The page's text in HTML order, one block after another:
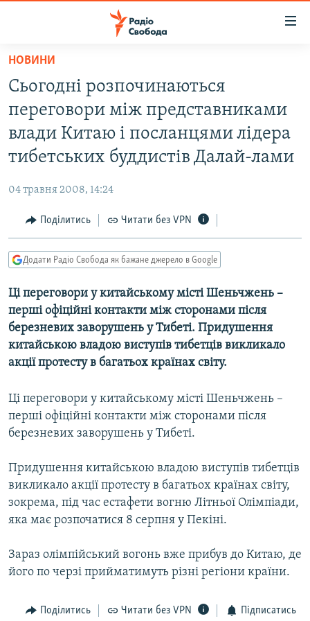
Перейти
основного
матеріалу
Перейти
до
основної
Перейти
пошуку
ВСЕ ЗА ДОБУ
СТАТТІ
ПОЛІТИКА
СУСПІЛЬСТВО
КУЛЬТУРА
СПОРТ
СВІТ
ВІЙНА
ДОНБАС.РЕАЛІЇ
КРИМ.РЕАЛІЇ
ТИ ЯК?
КИТАЙ.ВИКЛИКИ
МУЛЬТИМЕДІА
ФОТО
СПЕЦПРОЄКТИ
ПОДКАСТИ
КРИМ РЕАЛІЇ
УКР
КТАТ
НОВИНИ
Сьогодні розпочинаються
переговори між представниками
влади Китаю і посланцями лідера
тибетських буддистів Далай-лами
04 травня 2008, 14:24
Поділитись Читати без VPN
Додати Радіо Свобода як бажане джерело в Google
Ці переговори у китайському місті Шеньчжень –
перші офіційні контакти між сторонами після
березневих заворушень у Тибеті. Придушення
китайською владою виступів тибетців викликало
акції протесту в багатьох країнах світу.
Ці переговори у китайському місті Шеньчжень –
перші офіційні контакти між сторонами після
березневих заворушень у Тибеті.
Придушення китайською владою виступів тибетців
викликало акції протесту в багатьох країнах світу,
зокрема, під час естафети вогню Літньої Олімпіади,
яка має розпочатися 8 серпня у Пекіні.
Зараз олімпійський вогонь вже прибув до Китаю, де
його по черзі прийматимуть різні регіони країни.
Поділитись Читати без VPN Підписатись